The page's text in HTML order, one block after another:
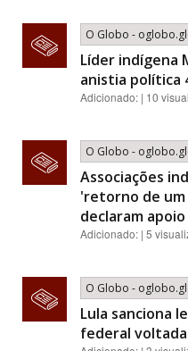
O Globo -
Líder indígena
anistia política
Adicionado: | 10
O Globo -
Associações
'retorno de
declaram
Adicionado: | 5
O Globo -
Lula sanciona
federal